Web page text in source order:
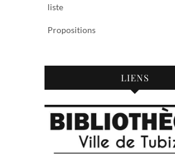
liste
Propositions
LIENS